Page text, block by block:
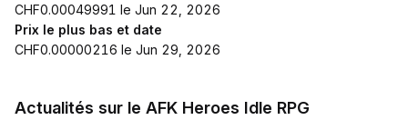
CHF0.00049991 le Jun 22, 2026
Prix le plus bas et date
CHF0.00000216 le Jun 29, 2026
Actualités sur le AFK Heroes Idle RPG